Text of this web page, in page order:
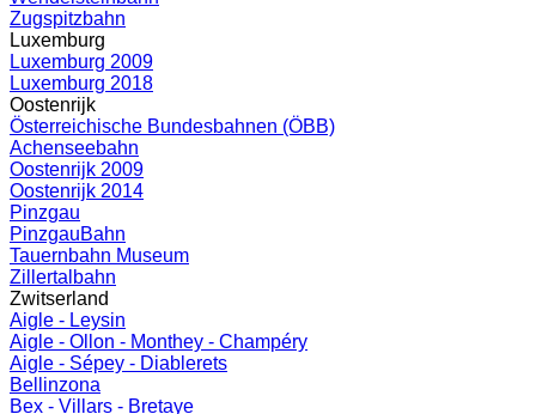
Zugspitzbahn
Luxemburg
Luxemburg 2009
Luxemburg 2018
Oostenrijk
Österreichische Bundesbahnen (ÖBB)
Achenseebahn
Oostenrijk 2009
Oostenrijk 2014
Pinzgau
PinzgauBahn
Tauernbahn Museum
Zillertalbahn
Zwitserland
Aigle - Leysin
Aigle - Ollon - Monthey - Champéry
Aigle - Sépey - Diablerets
Bellinzona
Bex - Villars - Bretaye